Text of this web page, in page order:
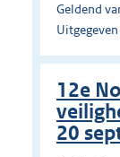
Geldend
12e
20